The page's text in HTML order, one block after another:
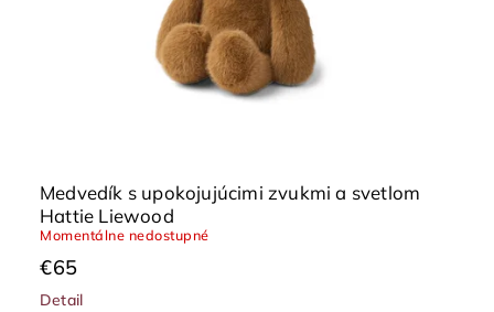
Medvedík s upokojujúcimi zvukmi a svetlom
Hattie Liewood
Momentálne nedostupné
€65
Detail